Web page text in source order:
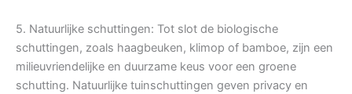
5. Natuurlijke schuttingen: Tot slot de biologische
schuttingen, zoals haagbeuken, klimop of bamboe, zijn een
milieuvriendelijke en duurzame keus voor een groene
schutting. Natuurlijke tuinschuttingen geven privacy en